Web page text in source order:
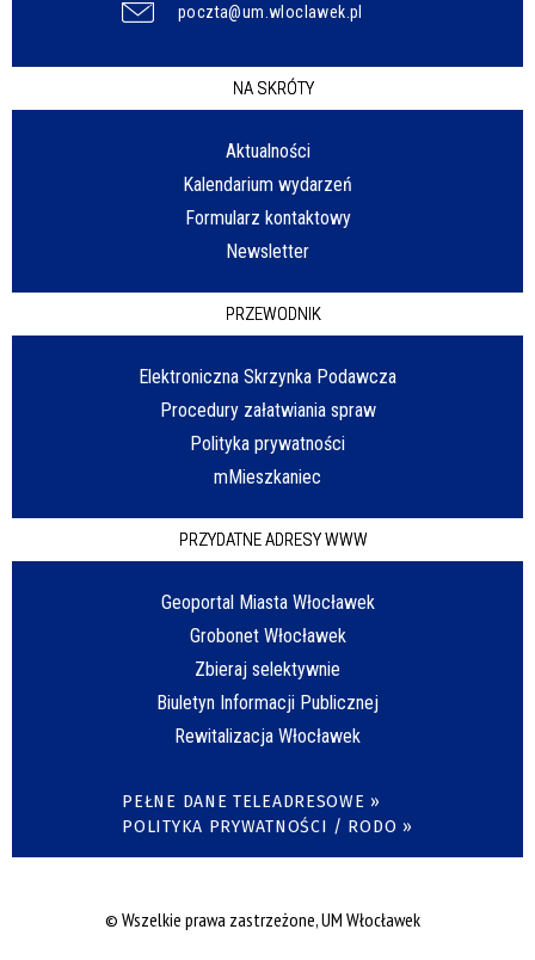
poczta@um.wloclawek.pl
NA SKRÓTY
Aktualności
Kalendarium wydarzeń
Formularz kontaktowy
Newsletter
PRZEWODNIK
Elektroniczna Skrzynka Podawcza
Procedury załatwiania spraw
Polityka prywatności
mMieszkaniec
PRZYDATNE ADRESY WWW
Geoportal Miasta Włocławek
Grobonet Włocławek
Zbieraj selektywnie
Biuletyn Informacji Publicznej
Rewitalizacja Włocławek
PEŁNE DANE TELEADRESOWE »
POLITYKA PRYWATNOŚCI / RODO »
© Wszelkie prawa zastrzeżone, UM Włocławek